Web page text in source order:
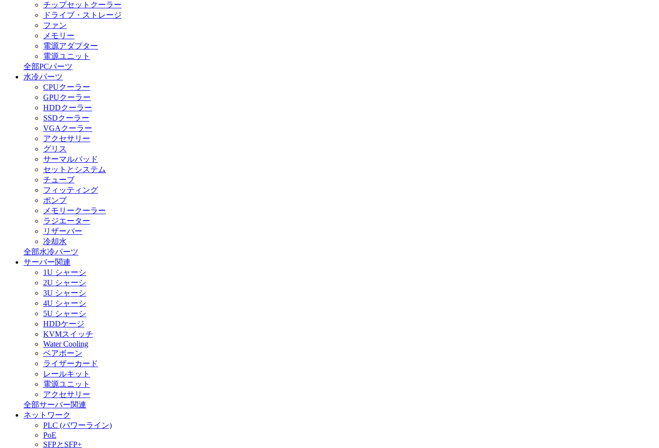
チップセットクーラー
ドライブ・ストレージ
ファン
メモリー
電源アダプター
電源ユニット
全部PCパーツ
水冷パーツ
CPUクーラー
GPUクーラー
HDDクーラー
SSDクーラー
VGAクーラー
アクセサリー
グリス
サーマルパッド
セットとシステム
チューブ
フィッティング
ポンプ
メモリークーラー
ラジエーター
リザーバー
冷却水
全部水冷パーツ
サーバー関連
1U シャーシ
2U シャーシ
3U シャーシ
4U シャーシ
5U シャーシ
HDDケージ
KVMスイッチ
Water Cooling
ベアボーン
ライザーカード
レールキット
電源ユニット
アクセサリー
全部サーバー関連
ネットワーク
PLC (パワーライン)
PoE
SFPとSFP+